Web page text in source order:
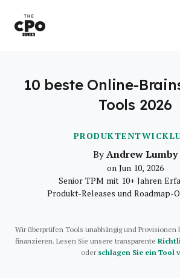
10 beste Online-
Tools 2026
ByAndrew Lumby
on Jun 10, 2026
Senior TPM mit 10+ Jahren
Produkt-Releases und Roadmap-
Wir überprüfen Tools unabhängig und
finanzieren. Lesen Sie unsere transparente
oderschlagen Sie ein Tool